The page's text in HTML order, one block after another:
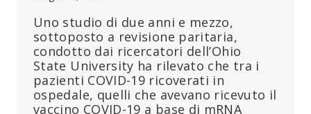
Uno studio di due anni e mezzo,
sottoposto a revisione paritaria,
condotto dai ricercatori dell’Ohio
State University ha rilevato che tra i
pazienti COVID-19 ricoverati in
ospedale, quelli che avevano ricevuto il
vaccino COVID-19 a base di mRNA